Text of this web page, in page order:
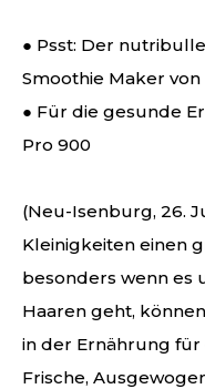
● Psst: Der
Smoothie Maker
● Für die gesunde
Pro 900
(Neu-Isenburg, 26.
Kleinigkeiten einen
besonders wenn es
Haaren geht,
in der Ernährung für
Frische,